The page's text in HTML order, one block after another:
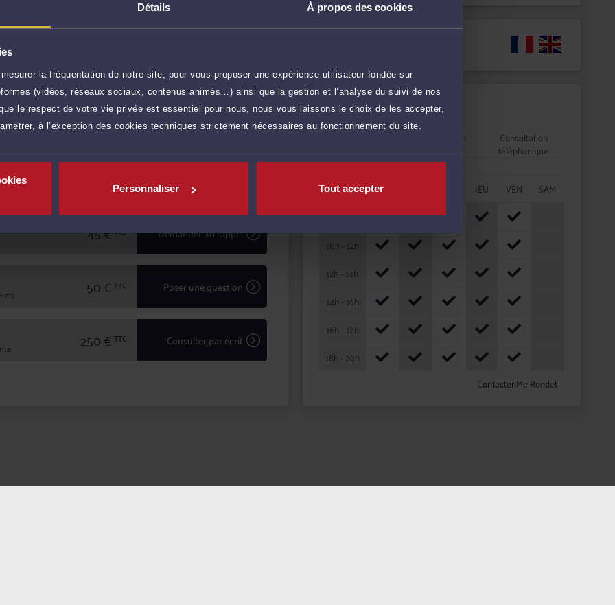
Détails À propos des cookies
la fréquentation de notre site, pour vous proposer une expérience utilisateur fondée sur
(vidéos, réseaux sociaux, contenus animés…) ainsi que la gestion et l’analyse du suivi de nos
le respect de votre vie privée est essentiel pour nous, nous vous laissons le choix de les accepter,
à l’exception des cookies techniques strictement nécessaires au fonctionnement du site.
Personnaliser Tout accepter
à tous les stades de la procédure (garde à vue,
tant pour les auteurs que pour les victimes, chefs
sur la confiance, le respect mutuel et la
différents domaines du droit et devant de nombreuses
en matière de contentieux judiciaire à sa
au but poursuivi.
plus
90 € TTC Prendre RDV
100 €
45 €TTC Demander un rappel
50 € TTC Poser une question
250 € TTC Consulter par écrit
Disponibilités
cabinet
Consultation
vidéo
Consultation
téléphonique
HORAIRES LUN JEU VEN
SAM
08h - 10h
10h - 12h
12h - 14h
14h - 16h
16h - 18h
18h - 20h
Contacter Me Rondet